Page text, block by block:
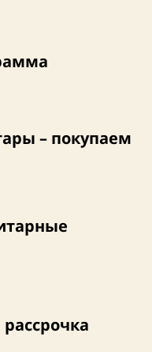
– покупаем